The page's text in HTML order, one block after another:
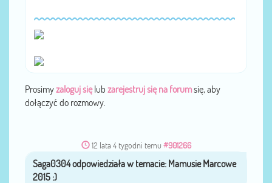
Prosimyzaloguj sięlub zarejestruj się na forumsię, aby
dołączyć do rozmowy.
12 lata 4 tygodni temu #901266
przezSaga0304